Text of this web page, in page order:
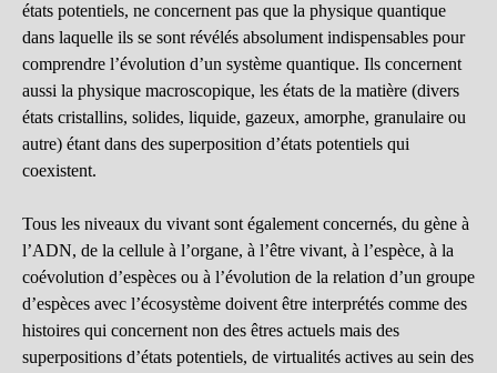
états potentiels, ne concernent pas que la physique quantique
dans laquelle ils se sont révélés absolument indispensables pour
comprendre l’évolution d’un système quantique. Ils concernent
aussi la physique macroscopique, les états de la matière (divers
états cristallins, solides, liquide, gazeux, amorphe, granulaire ou
autre) étant dans des superposition d’états potentiels qui
coexistent.
Tous les niveaux du vivant sont également concernés, du gène à
l’ADN, de la cellule à l’organe, à l’être vivant, à l’espèce, à la
coévolution d’espèces ou à l’évolution de la relation d’un groupe
d’espèces avec l’écosystème doivent être interprétés comme des
histoires qui concernent non des êtres actuels mais des
superpositions d’états potentiels, de virtualités actives au sein des